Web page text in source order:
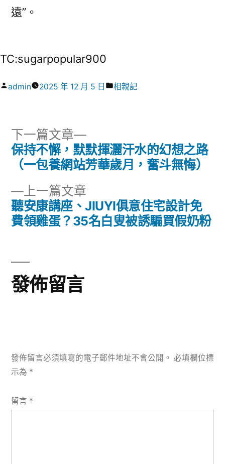
遠”。
TC:sugarpopular900
作
admin 2025 年 12 月 5 日
分
相親記
文
導
覽
上一篇文章
一
篇
聽安康講座、JIUYI俱意住宅設計免
費領雞蛋？35名白叟被誘騙買假奶粉
下一篇文章
下
一
篇
保持不懈，默默揮灑汗水的幻想之路
（一包養網站芳華歲月，奮斗無悔）
發佈留言
發佈留言必須填寫的電子郵件地址不會公開。 必填欄位標
示為 *
留言 *